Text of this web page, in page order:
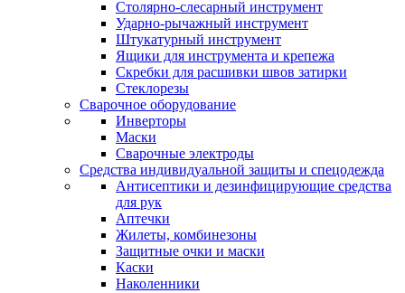
Столярно-слесарный инструмент
Ударно-рычажный инструмент
Штукатурный инструмент
Ящики для инструмента и крепежа
Скребки для расшивки швов затирки
Стеклорезы
Сварочное оборудование
Инверторы
Маски
Сварочные электроды
Средства индивидуальной защиты и спецодежда
Антисептики и дезинфицирующие средства
для рук
Аптечки
Жилеты, комбинезоны
Защитные очки и маски
Каски
Наколенники